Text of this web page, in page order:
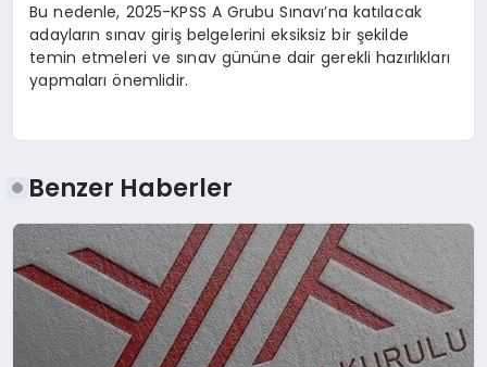
Bu nedenle, 2025-KPSS A Grubu Sınavı’na katılacak
adayların sınav giriş belgelerini eksiksiz bir şekilde
temin etmeleri ve sınav gününe dair gerekli hazırlıkları
yapmaları önemlidir.
Benzer Haberler